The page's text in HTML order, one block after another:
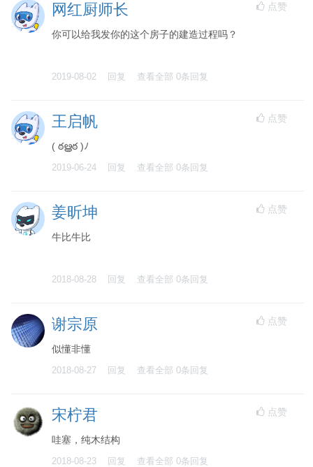
网红厨师长 点赞
你可以给我发你的这个房子的建造过程吗？
2019-08-02 回复 查看全部 0条回复
王启帆 点赞
( ఠൠఠ )ﾉ
2019-06-24 回复 查看全部 0条回复
姜昕坤 点赞
牛比牛比
2018-08-28 回复 查看全部 0条回复
谢宗原 点赞
似懂非懂
2018-08-27 回复 查看全部 0条回复
宋柠君 点赞
哇塞，纯木结构
2018-08-23 回复 查看全部 0条回复